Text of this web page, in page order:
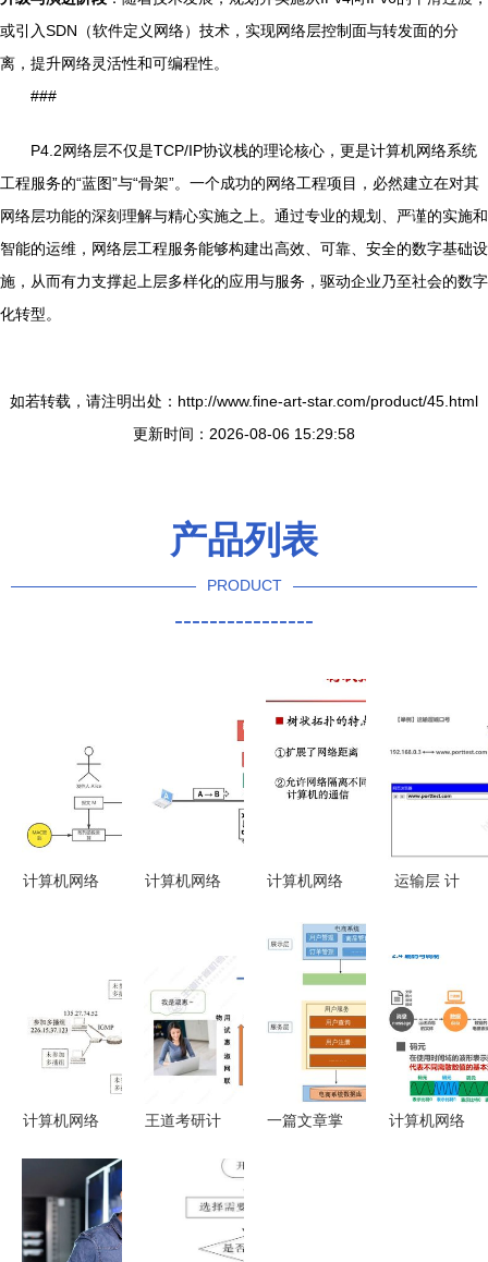
或引入SDN（软件定义网络）技术，实现网络层控制面与转发面的分
离，提升网络灵活性和可编程性。
###
P4.2网络层不仅是TCP/IP协议栈的理论核心，更是计算机网络系统
工程服务的“蓝图”与“骨架”。一个成功的网络工程项目，必然建立在对其
网络层功能的深刻理解与精心实施之上。通过专业的规划、严谨的实施和
智能的运维，网络层工程服务能够构建出高效、可靠、安全的数字基础设
施，从而有力支撑起上层多样化的应用与服务，驱动企业乃至社会的数字
化转型。
如若转载，请注明出处：http://www.fine-art-star.com/product/45.html
更新时间：2026-08-06 15:29:58
产品列表
PRODUCT
----------------
计算机网络
理与抓包实
计算机网络
计算机网络
务概论
运输层 计
计算机网络
关键设备
路由器构成
与系统工程
王道考研计
算机网络体
系结构与系
一篇文章掌
计算机网络